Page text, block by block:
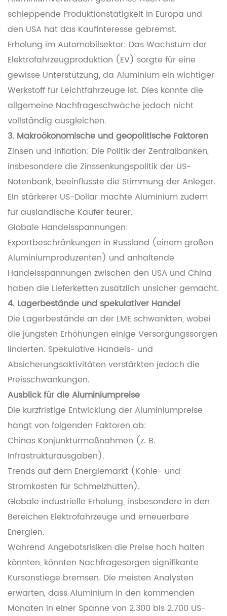
schleppende Produktionstätigkeit in Europa und
den USA hat das Kaufinteresse gebremst.
Erholung im Automobilsektor: Das Wachstum der
Elektrofahrzeugproduktion (EV) sorgte für eine
gewisse Unterstützung, da Aluminium ein wichtiger
Werkstoff für Leichtfahrzeuge ist. Dies konnte die
allgemeine Nachfrageschwäche jedoch nicht
vollständig ausgleichen.
3. Makroökonomische und geopolitische Faktoren
Zinsen und Inflation: Die Politik der Zentralbanken,
insbesondere die Zinssenkungspolitik der US-
Notenbank, beeinflusste die Stimmung der Anleger.
Ein stärkerer US-Dollar machte Aluminium zudem
für ausländische Käufer teurer.
Globale Handelsspannungen:
Exportbeschränkungen in Russland (einem großen
Aluminiumproduzenten) und anhaltende
Handelsspannungen zwischen den USA und China
haben die Lieferketten zusätzlich unsicher gemacht.
4. Lagerbestände und spekulativer Handel
Die Lagerbestände an der LME schwankten, wobei
die jüngsten Erhöhungen einige Versorgungssorgen
linderten. Spekulative Handels- und
Absicherungsaktivitäten verstärkten jedoch die
Preisschwankungen.
Ausblick für die Aluminiumpreise
Die kurzfristige Entwicklung der Aluminiumpreise
hängt von folgenden Faktoren ab:
Chinas Konjunkturmaßnahmen (z. B.
Infrastrukturausgaben).
Trends auf dem Energiemarkt (Kohle- und
Stromkosten für Schmelzhütten).
Globale industrielle Erholung, insbesondere in den
Bereichen Elektrofahrzeuge und erneuerbare
Energien.
Während Angebotsrisiken die Preise hoch halten
könnten, könnten Nachfragesorgen signifikante
Kursanstiege bremsen. Die meisten Analysten
erwarten, dass Aluminium in den kommenden
Monaten in einer Spanne von 2.300 bis 2.700 US-